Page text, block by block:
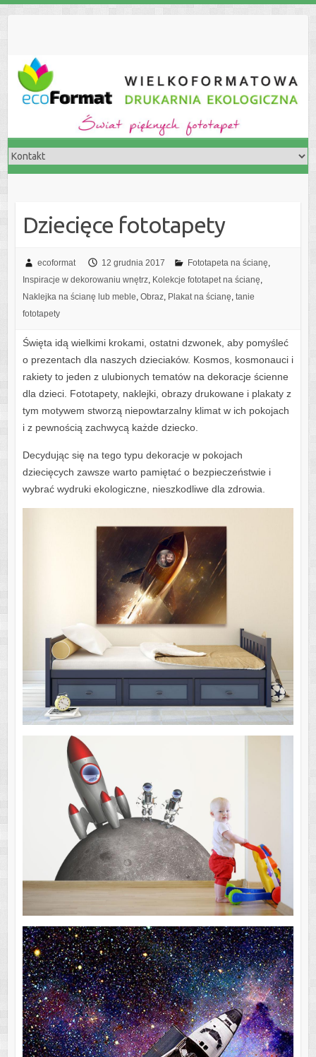
Dziecięce fototapety
ecoformat 12 grudnia 2017 Fototapeta na ścianę,
Inspiracje w dekorowaniu wnętrz, Kolekcje fototapet na ścianę,
Naklejka na ścianę lub meble, Obraz, Plakat na ścianę, tanie
fototapety
Święta idą wielkimi krokami, ostatni dzwonek, aby pomyśleć
o prezentach dla naszych dzieciaków. Kosmos, kosmonauci i
rakiety to jeden z ulubionych tematów na dekoracje ścienne
dla dzieci. Fototapety, naklejki, obrazy drukowane i plakaty z
tym motywem stworzą niepowtarzalny klimat w ich pokojach
i z pewnością zachwycą każde dziecko.
Decydując się na tego typu dekoracje w pokojach
dziecięcych zawsze warto pamiętać o bezpieczeństwie i
wybrać wydruki ekologiczne, nieszkodliwe dla zdrowia.